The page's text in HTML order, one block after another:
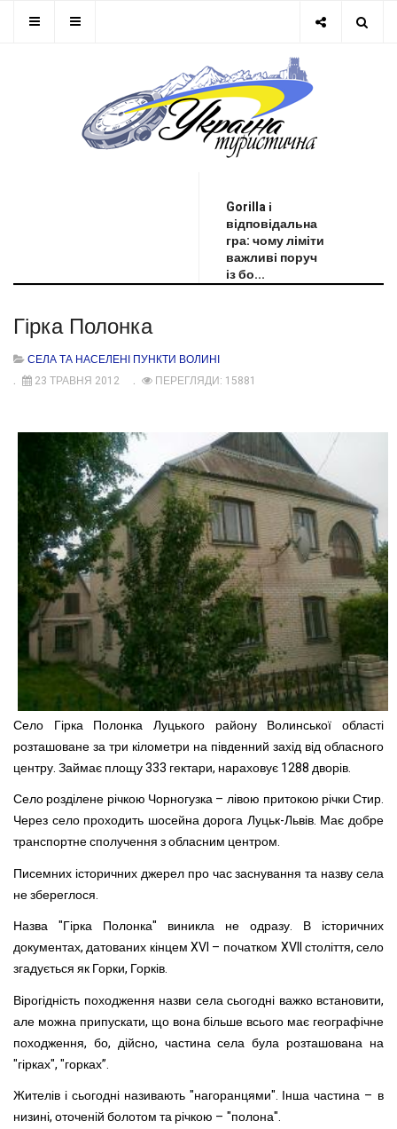
Gorilla і
відповідальна
гра: чому ліміти
важливі поруч
із бо...
Гірка Полонка
СЕЛА ТА НАСЕЛЕНІ ПУНКТИ ВОЛИНІ
23 ТРАВНЯ 2012
ПЕРЕГЛЯДИ: 15881
Село Гірка Полонка Луцького району Волинської області
розташоване за три кілометри на південний захід від обласного
центру. Займає площу 333 гектари, нараховує 1288 дворів.
Село розділене річкою Чорногузка – лівою притокою річки Стир.
Через село проходить шосейна дорога Луцьк-Львів. Має добре
транспортне сполучення з обласним центром.
Писемних історичних джерел про час заснування та назву села
не збереглося.
Назва "Гірка Полонка" виникла не одразу. В історичних
документах, датованих кінцем XVI – початком XVII століття, село
згадується як Горки, Горків.
Вірогідність походження назви села сьогодні важко встановити,
але можна припускати, що вона більше всього має географічне
походження, бо, дійсно, частина села була розташована на
"гірках", "горках”.
Жителів і сьогодні називають "нагоранцями". Інша частина – в
низині, оточеній болотом та річкою – "полона".